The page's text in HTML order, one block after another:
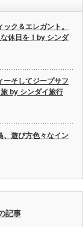
ク＆エレガント。
休日を！by シンダ
ーそしてジープサフ
by シンダイ旅行
、遊び方色々なイン
記事